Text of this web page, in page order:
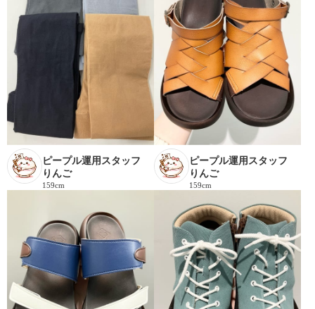
ピープル運用スタッフ
りんご
159cm
ピープル運用スタッフ
りんご
159cm